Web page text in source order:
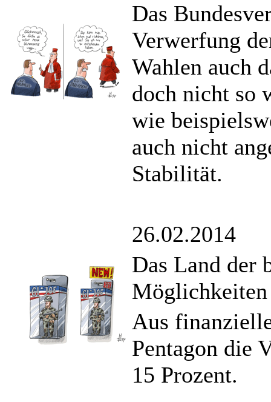
Das
Verwerfung
Wahlen auch
doch nicht so
wie
auch nicht
Stabilität.
26.02.2014
Das Land der
Möglichkeiten
Aus
Pentagon die
15 Prozent.